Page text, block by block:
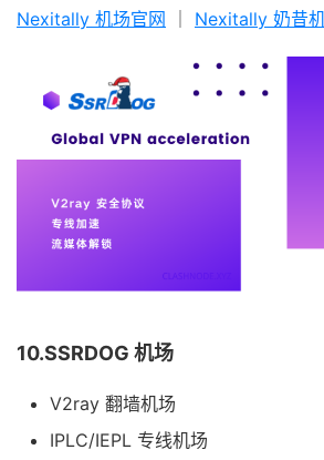
Nexitally 机场官网 Nexitally 奶昔
10.SSRDOG 机场
V2ray 翻墙机场
IPLC/IEPL 专线机场